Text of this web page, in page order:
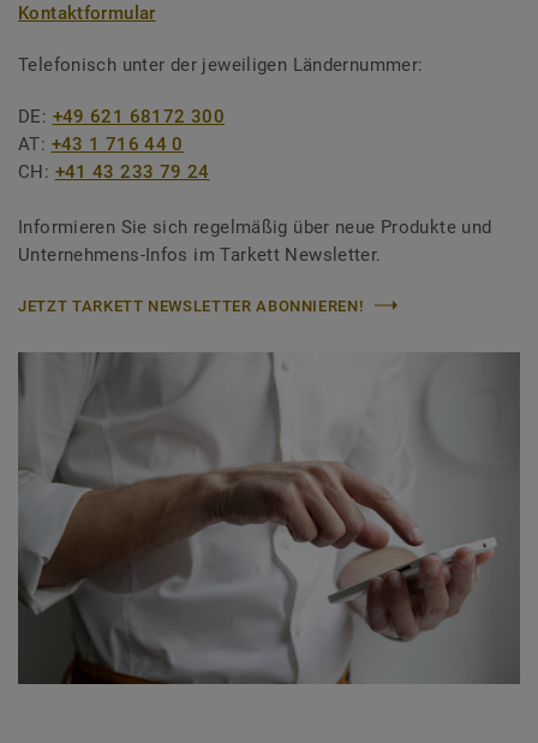
Kontaktformular
Telefonisch unter der jeweiligen Ländernummer:
DE: +49 621 68172 300
AT: +43 1 716 44 0
CH: +41 43 233 79 24
Informieren Sie sich regelmäßig über neue Produkte und
Unternehmens-Infos im Tarkett Newsletter.
JETZT TARKETT NEWSLETTER ABONNIEREN!